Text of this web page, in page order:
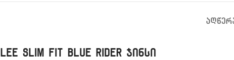
Lee Slim Fit Blue Rider ჯინსი